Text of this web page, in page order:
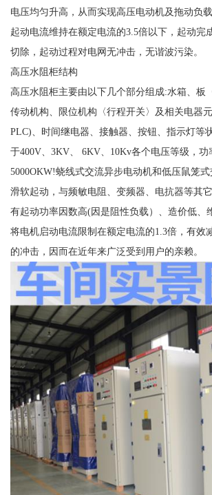
电压均匀升高，从而实现高压电动机及拖动负
起动电流维持在额定电流的3.5倍以下，起动完
切除，起动过程对电网无冲击，无谐波污染。
高压水阻柜结构
高压水阻柜主要由以下几个部分组成:水箱、板
传动机构、限位机构〈行程开关〉及相关电器
PLC)、时间继电器、接触器、按钮、指示灯等
于400V、3KV、 6KV、10Kv各个电压等级，功
5000OKW!蛲线式交流异步电动机和低压鼠笼
滑软起动，与频敏电阻、变频器、电抗器等其
有起动功率因数高(因是阻性负载）、造价低、
将电机启动电流限制在额定电流的1.3倍，有效
的冲击，因而在近年来广泛受到用户的亲赖。